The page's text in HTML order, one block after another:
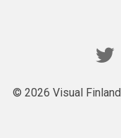
© 2026 Visual Finland